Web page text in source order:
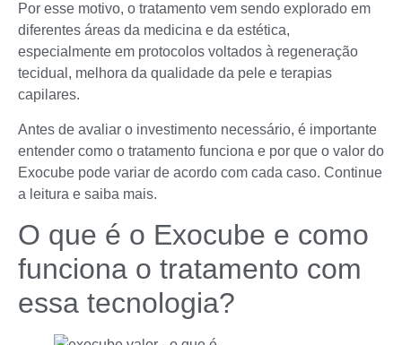
Por esse motivo, o tratamento vem sendo explorado em
diferentes áreas da medicina e da estética,
especialmente em protocolos voltados à regeneração
tecidual, melhora da qualidade da pele e terapias
capilares.
Antes de avaliar o investimento necessário, é importante
entender como o tratamento funciona e por que o valor do
Exocube pode variar de acordo com cada caso. Continue
a leitura e saiba mais.
O que é o Exocube e como
funciona o tratamento com
essa tecnologia?